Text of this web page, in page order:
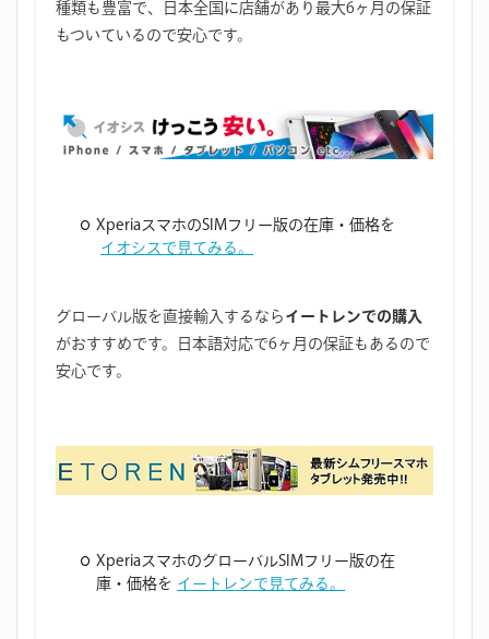
種類も豊富で、日本全国に店舗があり最大6ヶ月の保証
もついているので安心です。
XperiaスマホのSIMフリー版の在庫・価格を
イオシスで見てみる。
グローバル版を直接輸入するなら イートレンでの購入
がおすすめです。日本語対応で6ヶ月の保証もあるので
安心です。
XperiaスマホのグローバルSIMフリー版の在
庫・価格を イートレンで見てみる。